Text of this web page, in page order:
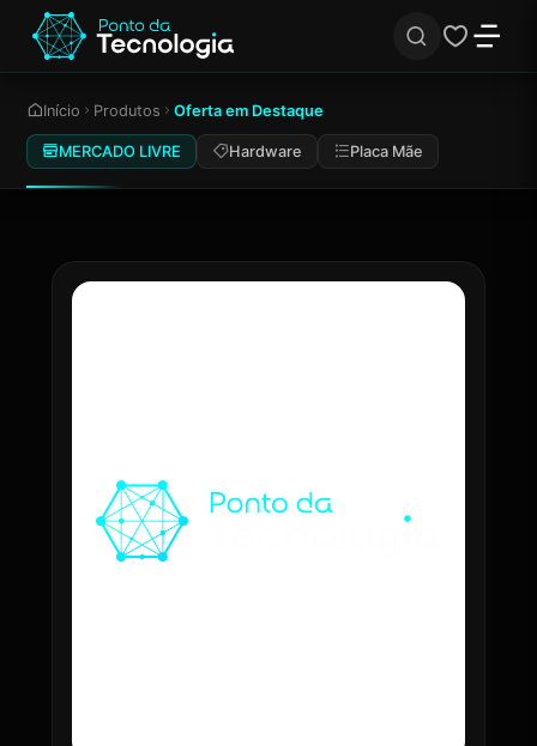
Início Produtos Oferta em Destaque
MERCADO LIVRE Hardware Placa Mãe